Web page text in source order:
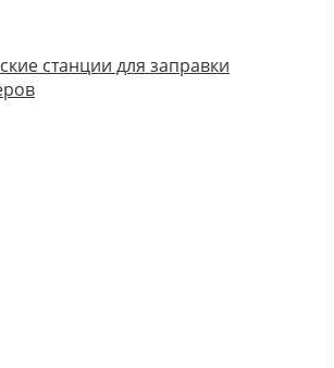
станции для заправки